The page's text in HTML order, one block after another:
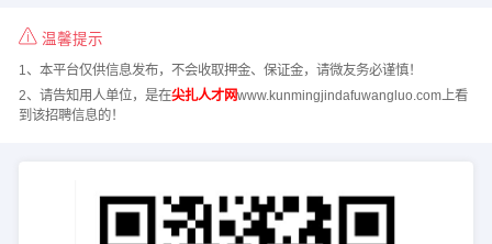
温馨提示
1、本平台仅供信息发布，不会收取押金、保证金，请微友务必谨慎！
2、请告知用人单位，是在尖扎人才网www.kunmingjindafuwangluo.com上看
到该招聘信息的！